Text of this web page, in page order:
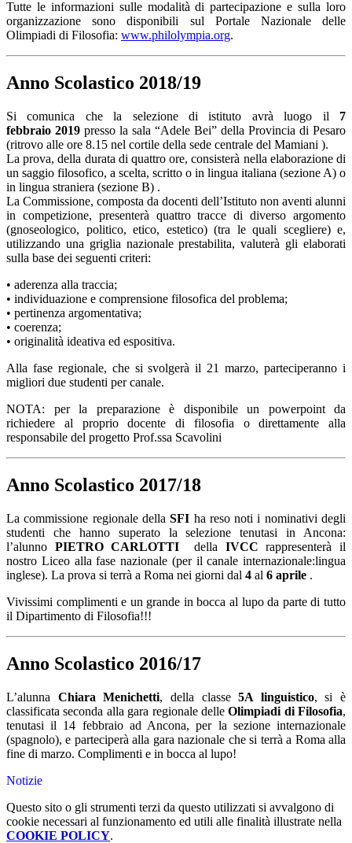
Tutte le informazioni sulle modalità di partecipazione e sulla loro
organizzazione sono disponibili sul Portale Nazionale delle
Olimpiadi di Filosofia: www.philolympia.org.
Anno Scolastico 2018/19
Si comunica che la selezione di istituto avrà luogo il
7
febbraio 2019 presso la sala “Adele Bei” della Provincia di Pesaro
(ritrovo alle ore 8.15 nel cortile della sede centrale del Mamiani ).
La prova, della durata di quattro ore, consisterà nella elaborazione di
un saggio filosofico, a scelta, scritto o in lingua italiana (sezione A) o
in lingua straniera (sezione B) .
La Commissione, composta da docenti dell’Istituto non aventi alunni
in competizione, presenterà quattro tracce di diverso argomento
(gnoseologico, politico, etico, estetico) (tra le quali scegliere) e,
utilizzando una griglia nazionale prestabilita, valuterà gli elaborati
sulla base dei seguenti criteri:
• aderenza alla traccia;
• individuazione e comprensione filosofica del problema;
• pertinenza argomentativa;
• coerenza;
• originalità ideativa ed espositiva.
Alla fase regionale, che si svolgerà il 21 marzo, parteciperanno i
migliori due studenti per canale.
NOTA: per la preparazione è disponibile un powerpoint da
richiedere al proprio docente di filosofia o direttamente alla
responsabile del progetto Prof.ssa Scavolini
Anno Scolastico 2017/18
La commissione regionale dellaSFI ha reso noti i nominativi degli
studenti che hanno superato la selezione tenutasi in Ancona:
l’alunno PIETRO CARLOTTI della IVCC rappresenterà il
nostro Liceo alla fase nazionale (per il canale internazionale:lingua
inglese). La prova si terrà a Roma nei giorni dal 4 al 6 aprile .
Vivissimi complimenti e un grande in bocca al lupo da parte di tutto
il Dipartimento di Filosofia!!!
Anno Scolastico 2016/17
L’alunna Chiara Menichetti, della classe5A linguistico, si è
classificata seconda alla gara regionale delleOlimpiadi di Filosofia,
tenutasi il 14 febbraio ad Ancona, per la sezione internazionale
(spagnolo), e parteciperà alla gara nazionale che si terrà a Roma alla
fine di marzo. Complimenti e in bocca al lupo!
Notizie
Questo sito o gli strumenti terzi da questo utilizzati si avvalgono di
cookie necessari al funzionamento ed utili alle finalità illustrate nella
COOKIE POLICY.